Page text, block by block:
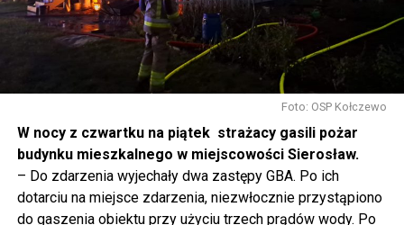
NIE PRZEGAP
Znęcali się nad psem. Poniosą surową karę?
mówię, tutaj, na wyspie Wolin, na wyspie Uznam, Polska
się tutaj nie kończy, Polska się tutaj zaczyna.
Gdyby nie determinacja rządu Prawa i Sprawiedliwości,
to tunel pod Świną do dzisiaj byłby w sferze
projektowania i dyskusji. Ważny tutaj był wkład
samorządu, ale to rząd PiS podjął w tej sprawie
najważniejsze decyzje. Powstał dzięki ogromnej
determinacji rządu najpierw Pani Premier Beaty Szydło,
a następnie Pana Premiera Mateusza Morawieckiego.
Foto: OSP Kołczewo
W nocy z czwartku na piątek strażacy gasili pożar
budynku mieszkalnego w miejscowości Sierosław.
– Do zdarzenia wyjechały dwa zastępy GBA. Po ich
dotarciu na miejsce zdarzenia, niezwłocznie przystąpiono
do gaszenia obiektu przy użyciu trzech prądów wody. Po